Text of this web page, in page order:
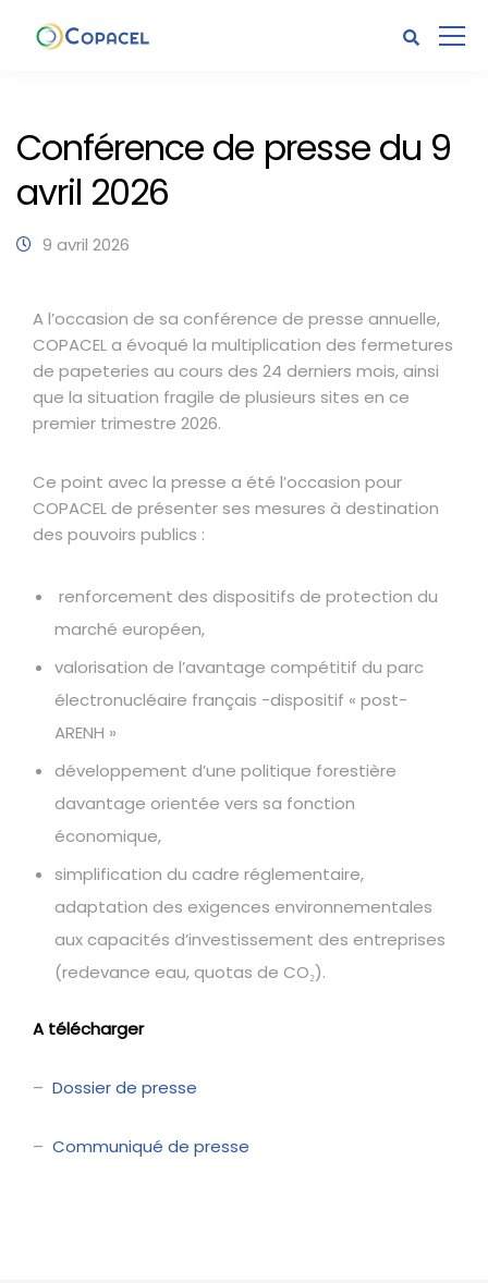
Conférence de presse du 9
avril 2026
9 avril 2026
A l’occasion de sa conférence de presse annuelle,
COPACEL a évoqué la multiplication des fermetures
de papeteries au cours des 24 derniers mois, ainsi
que la situation fragile de plusieurs sites en ce
premier trimestre 2026.
Ce point avec la presse a été l’occasion pour
COPACEL de présenter ses mesures à destination
des pouvoirs publics :
renforcement des dispositifs de protection du
marché européen,
valorisation de l’avantage compétitif du parc
électronucléaire français -dispositif « post-
ARENH »
développement d’une politique forestière
davantage orientée vers sa fonction
économique,
simplification du cadre réglementaire,
adaptation des exigences environnementales
aux capacités d’investissement des entreprises
(redevance eau, quotas de CO₂).
A télécharger
– Dossier de presse
– Communiqué de presse